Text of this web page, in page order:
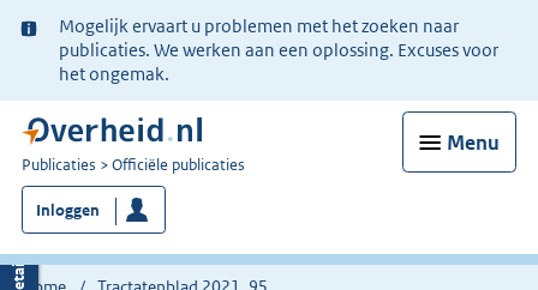
Ter
informatie:
Mogelijk ervaart u problemen met het zoeken naar
publicaties. We werken aan een oplossing. Excuses voor
het ongemak.
Menu
U
bent
nu
hier:
Publicaties Officiële publicaties
Inloggen